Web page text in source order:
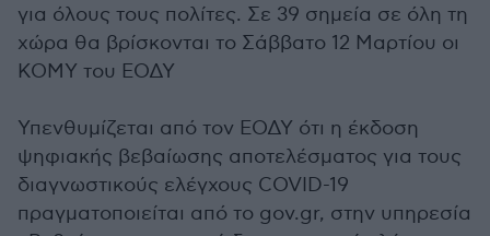
για όλους τους πολίτες. Σε 39 σημεία σε όλη τη
χώρα θα βρίσκονται το Σάββατο 12 Μαρτίου οι
ΚΟΜΥ του ΕΟΔΥ
Υπενθυμίζεται από τον ΕΟΔΥ ότι η έκδοση
ψηφιακής βεβαίωσης αποτελέσματος για τους
διαγνωστικούς ελέγχους COVID-19
πραγματοποιείται από το gov.gr, στην υπηρεσία